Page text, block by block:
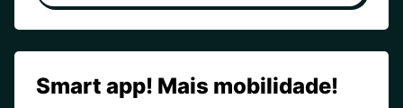
Smart app! Mais mobilidade!